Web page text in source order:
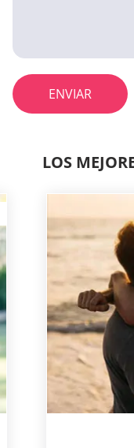
ENVIAR
LOS